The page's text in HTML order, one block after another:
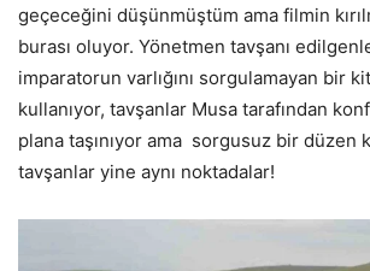
geçeceğini düşünmüştüm ama filmin
burası oluyor. Yönetmen tavşanı
imparatorun varlığını sorgulamayan bir
kullanıyor, tavşanlar Musa tarafından
plana taşınıyor ama sorgusuz bir düzen
tavşanlar yine aynı noktadalar!